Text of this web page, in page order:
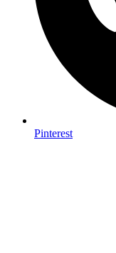
Pinterest